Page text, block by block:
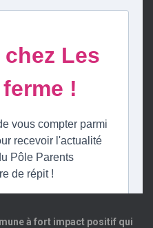
à fort impact positif qui